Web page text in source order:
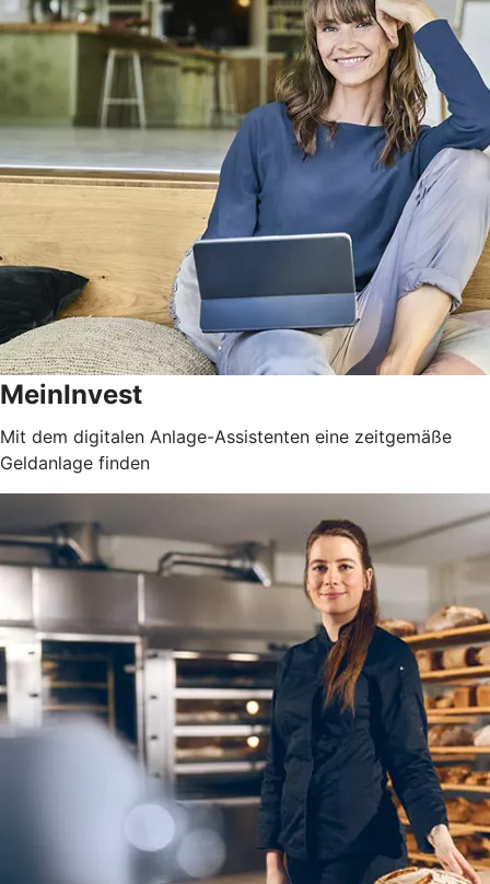
MeinInvest
Mit dem digitalen Anlage-Assistenten eine zeitgemäße
Geldanlage finden